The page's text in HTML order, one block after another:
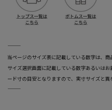
―――――――――――――――――――――――
当ページのサイズ表に記載している数字は、商
サイズ選択画面に記載している数字あるいは
ード寸の目安となりますので、実寸サイズと異
―――――――――――――――――――――――